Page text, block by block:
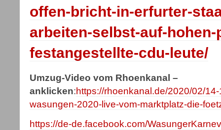
offen-bricht-in-erfurter-
arbeiten-selbst-auf-hohen-
festangestellte-cdu-leute/
Umzug-Video vom Rhoenkanal –
anklicken:https://rhoenkanal.de/2020/02/
wasungen-2020-live-vom-marktplatz-die-
https://de-de.facebook.com/